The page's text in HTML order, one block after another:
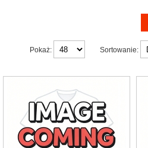
Sortowanie:
Pokaż: